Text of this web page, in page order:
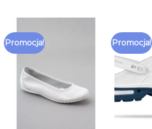
Promocja! Promocja!